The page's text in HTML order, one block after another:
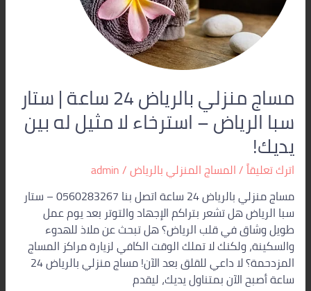
مساج منزلي بالرياض 24 ساعة | ستار
سبا الرياض – استرخاء لا مثيل له بين
يديك!
اترك تعليقاً/المساج المنزلي بالرياض/
admin
مساج منزلي بالرياض 24 ساعة اتصل بنا 0560283267 – ستار
سبا الرياض هل تشعر بتراكم الإجهاد والتوتر بعد يوم عمل
طويل وشاق في قلب الرياض؟ هل تبحث عن ملاذ للهدوء
والسكينة، ولكنك لا تملك الوقت الكافي لزيارة مراكز المساج
المزدحمة؟ لا داعي للقلق بعد الآن! مساج منزلي بالرياض 24
ساعة أصبح الآن بمتناول يديك، ليقدم
استرخاء
يديك!